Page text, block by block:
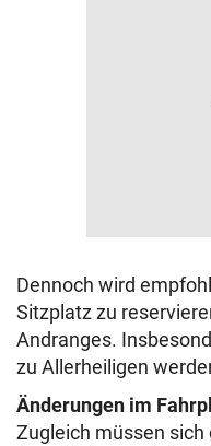
Dennoch wird
Sitzplatz zu
Andranges.
zu Allerheiligen
Änderungen im
Zugleich müssen